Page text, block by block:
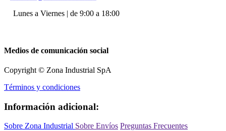
Lunes a Viernes | de 9:00 a 18:00
Medios de comunicación social
Copyright © Zona Industrial SpA
Términos y condiciones
Información adicional:
Sobre Zona Industrial Sobre Envíos Preguntas Frecuentes